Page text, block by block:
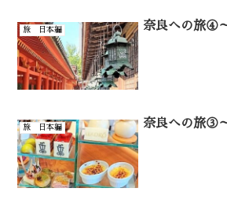
旅 日本編 奈良への旅④
旅 日本編 奈良への旅③